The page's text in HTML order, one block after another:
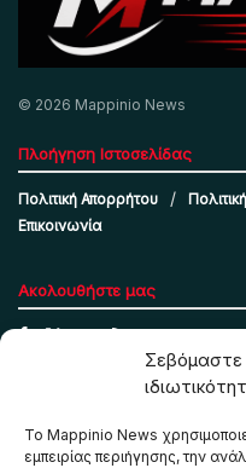
Σεβόμαστε
Το Mappinio News
εμπειρίας περιήγησης, την
© 2026 Mappinio News
Πλοήγηση Ιστοσελίδας
Πολιτική Απορρήτου
Επικοινωνία
Ακολουθήστε μας